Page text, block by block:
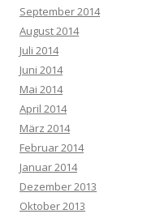
September 2014
August 2014
Juli 2014
Juni 2014
Mai 2014
April 2014
März 2014
Februar 2014
Januar 2014
Dezember 2013
Oktober 2013